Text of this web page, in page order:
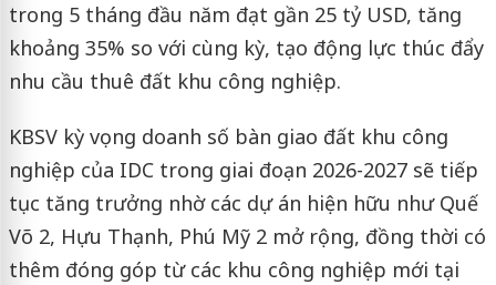
trong 5 tháng đầu năm đạt gần 25 tỷ USD, tăng
khoảng 35% so với cùng kỳ, tạo động lực thúc đẩy
nhu cầu thuê đất khu công nghiệp.
KBSV kỳ vọng doanh số bàn giao đất khu công
nghiệp của IDC trong giai đoạn 2026-2027 sẽ tiếp
tục tăng trưởng nhờ các dự án hiện hữu như Quế
Võ 2, Hựu Thạnh, Phú Mỹ 2 mở rộng, đồng thời có
thêm đóng góp từ các khu công nghiệp mới tại